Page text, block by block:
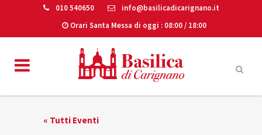
010 540650
info@basilicadicarignano.it
Orari Santa Messa di oggi : 08:00 / 18:00
« Tutti Eventi